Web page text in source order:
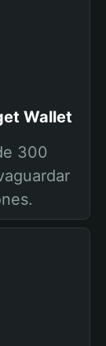
Wallet
300